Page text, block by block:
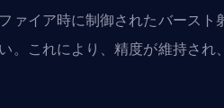
ァイア時に制御されたバースト
。これにより、精度が維持され